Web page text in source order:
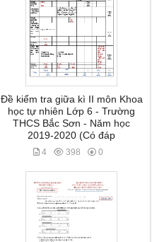
Đề kiểm tra giữa kì II môn Khoa
học tự nhiên Lớp 6 - Trường
THCS Bắc Sơn - Năm học
2019-2020 (Có đáp
4 398 0